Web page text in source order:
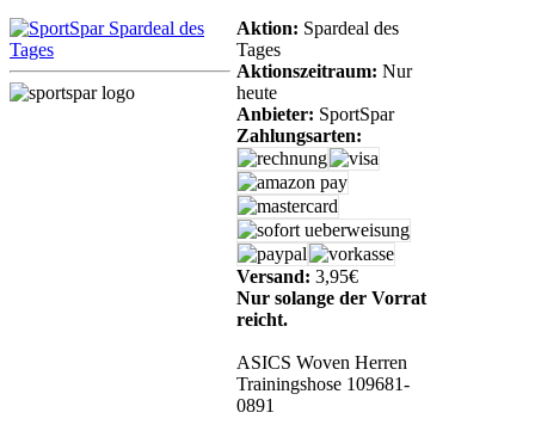
Aktion: Spardeal des
Tages
Aktionszeitraum: Nur
heute
Anbieter: SportSpar
Zahlungsarten:
Versand: 3,95€
Nur solange der Vorrat
reicht.
ASICS Woven Herren
Trainingshose 109681-
0891